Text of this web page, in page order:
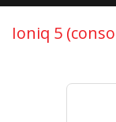
Ioniq 5